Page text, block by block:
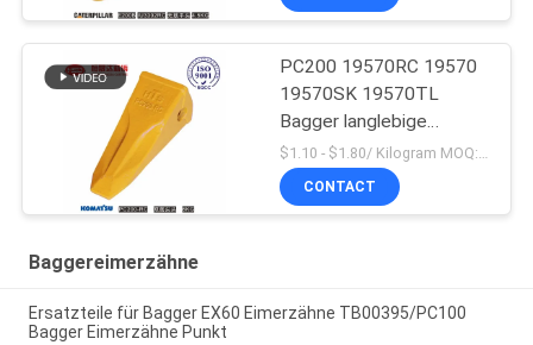
PC200 19570RC 19570
19570SK 19570TL
Bagger langlebige
Eimerzähne für Komatsu$1.10 - $1.80/ Kilogram MOQ:100 Kilogramm/Kilogramm
CONTACT
Baggereimerzähne
Ersatzteile für Bagger EX60 Eimerzähne TB00395/PC100
Bagger Eimerzähne Punkt